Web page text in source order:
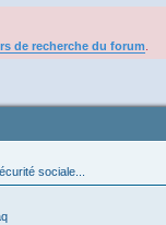
de recherche du forum
sociale...